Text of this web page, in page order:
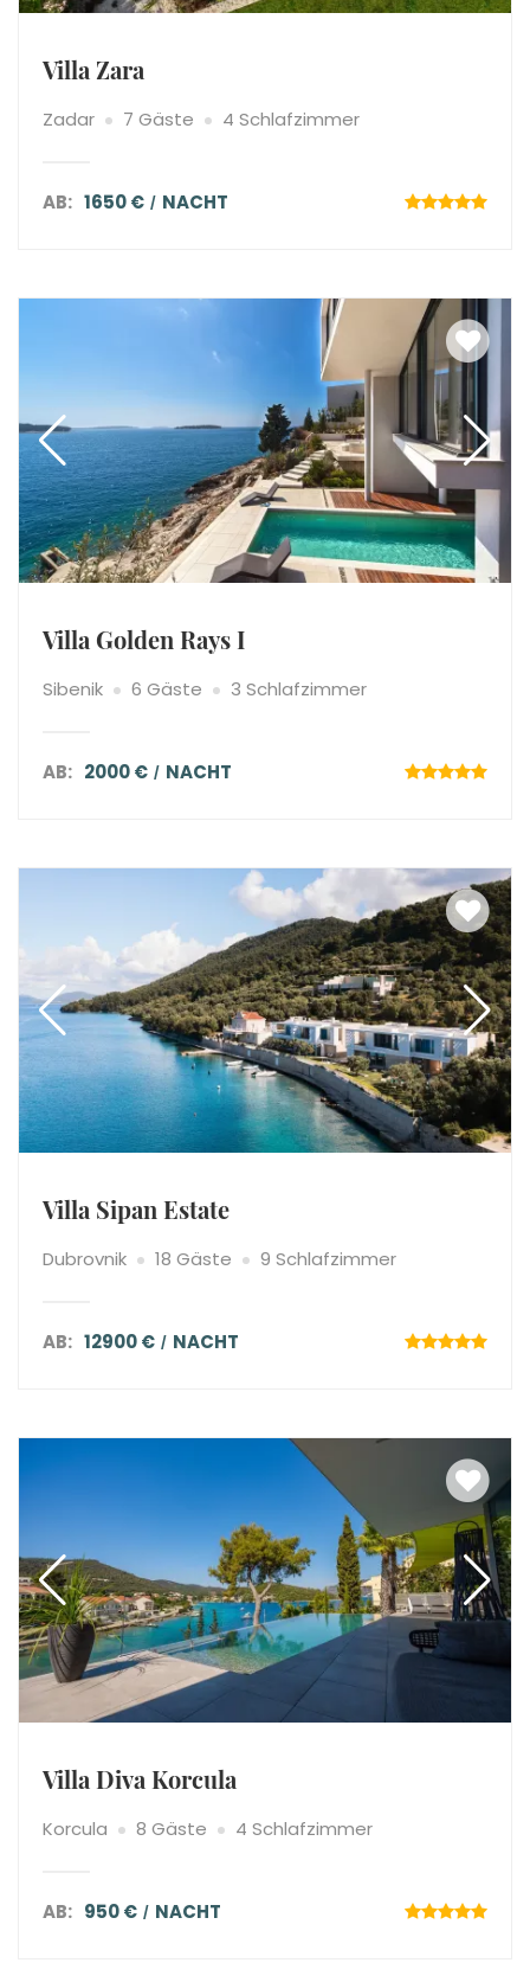
Villa Zara
Zadar 7 Gäste 4 Schlafzimmer
AB: 1650 € NACHT
Villa Golden Rays I
Sibenik 6 Gäste 3 Schlafzimmer
AB: 2000 € NACHT
Villa Sipan Estate
Dubrovnik 18 Gäste 9 Schlafzimmer
AB: 12900 € NACHT
Villa Diva Korcula
Korcula 8 Gäste 4 Schlafzimmer
AB: 950 € NACHT